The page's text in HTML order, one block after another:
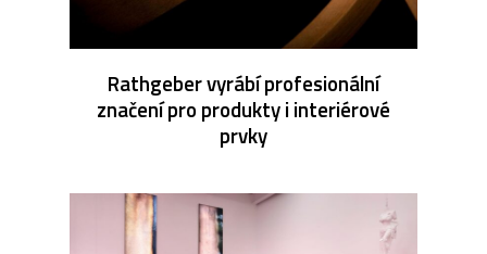
Rathgeber vyrábí profesionální
značení pro produkty i interiérové
prvky